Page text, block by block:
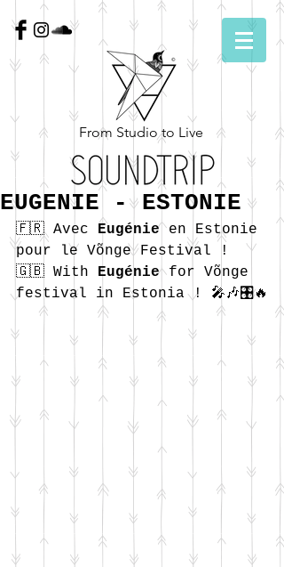
From Studio to Live
EUGENIE - ESTONIE
🇫🇷 Avec Eugénie en Estonie
pour le Võnge Festival !
🇬🇧 With Eugénie for Võnge
festival in Estonia ! 🎤🎶🎛🔥